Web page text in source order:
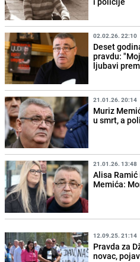
02.02.26. 22:10
Deset
pravdu:
ljubavi
21.01.26. 20:14
Muriz
u smrt, a
21.01.26. 13:48
Alisa
Memića:
12.09.25. 21:14
Pravda za
novac,